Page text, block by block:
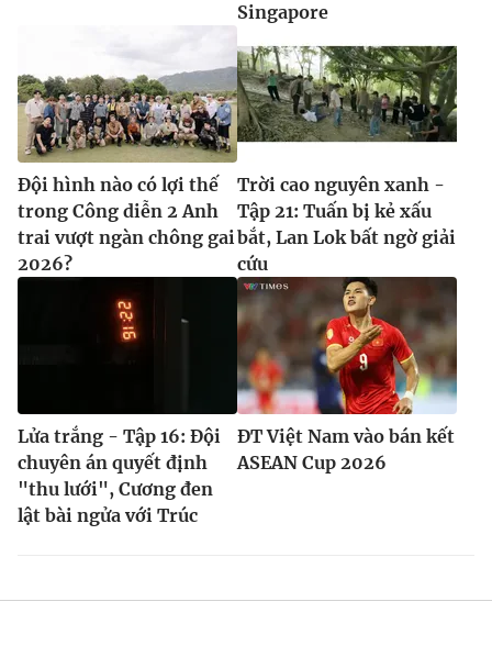
Singapore
Đội hình nào có lợi thế
trong Công diễn 2 Anh
trai vượt ngàn chông gai
2026?
Trời cao nguyên xanh -
Tập 21: Tuấn bị kẻ xấu
bắt, Lan Lok bất ngờ giải
cứu
Lửa trắng - Tập 16: Đội
chuyên án quyết định
"thu lưới", Cương đen
lật bài ngửa với Trúc
ĐT Việt Nam vào bán kết
ASEAN Cup 2026